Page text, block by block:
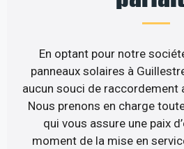
En optant pour notre
panneaux solaires à
aucun souci de raccordement
Nous prenons en charge
qui vous assure une paix
moment de la mise en